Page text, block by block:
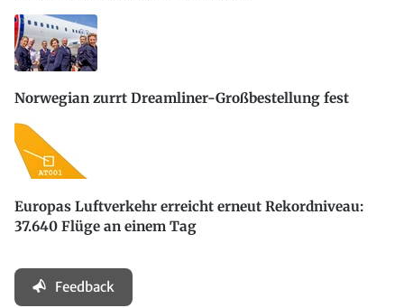
Norwegian zurrt Dreamliner-Großbestellung fest
Europas Luftverkehr erreicht erneut Rekordniveau:
37.640 Flüge an einem Tag
Feedback